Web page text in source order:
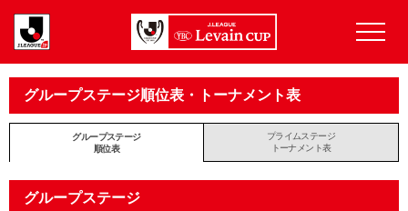
グループステージ順位表・トーナメント表
グループステージ
順位表
プライムステージ
トーナメント表
グループステージ